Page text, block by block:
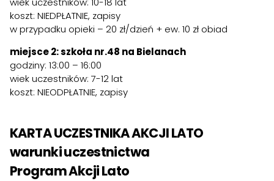
koszt: NIEDPŁATNIE, zapisy
w przypadku opieki – 20 zł/dzień + ew. 10 zł obiad
miejsce 2: szkoła nr.48 na Bielanach
godziny: 13:00 – 16:00
wiek uczestników: 7-12 lat
koszt: NIEODPŁATNIE, zapisy
KARTA UCZESTNIKA AKCJI LATO
warunki uczestnictwa
Program Akcji Lato